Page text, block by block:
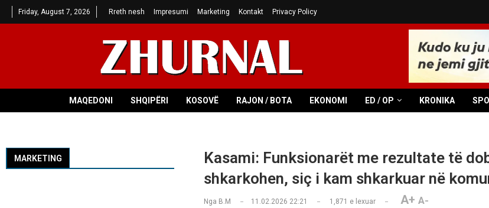
Friday, August 7, 2026 Rreth nesh Impresumi Marketing Kontakt Privacy Policy
MAQEDONI SHQIPËRI KOSOVË RAJON / BOTA EKONOMI ED / OP KRONIKA
Kasami: Funksionarët me rezultate të
shkarkohen, siç i kam shkarkuar në
Nga B.M 11.02.2026 22:21 1,871 e lexuar A+ A-
MARKETING